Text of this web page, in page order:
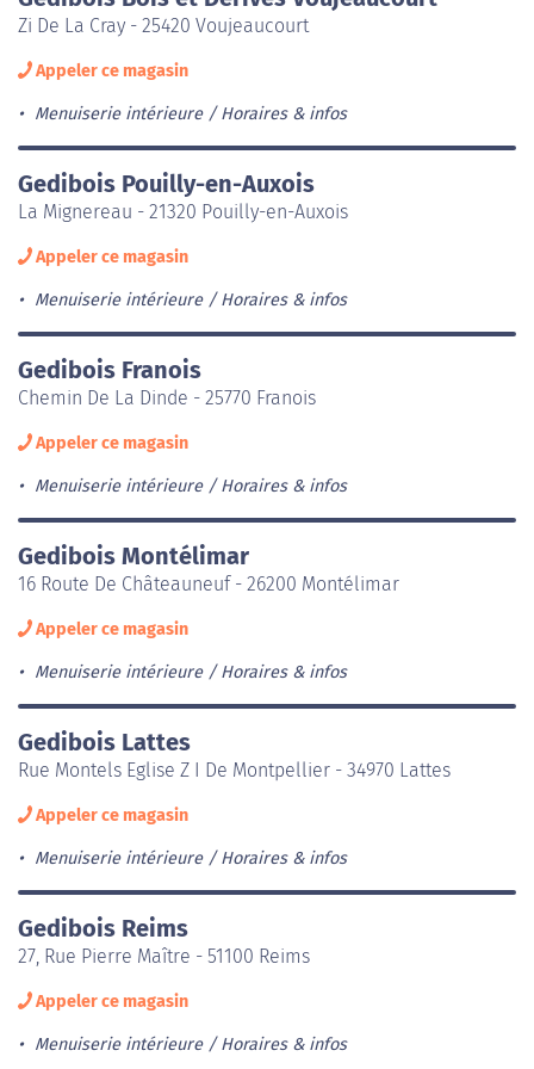
Zi De La Cray - 25420 Voujeaucourt
Appeler ce magasin
Menuiserie intérieure Horaires & infos
Gedibois Pouilly-en-Auxois
La Mignereau - 21320 Pouilly-en-Auxois
Appeler ce magasin
Menuiserie intérieure Horaires & infos
Gedibois Franois
Chemin De La Dinde - 25770 Franois
Appeler ce magasin
Menuiserie intérieure Horaires & infos
Gedibois Montélimar
16 Route De Châteauneuf - 26200 Montélimar
Appeler ce magasin
Menuiserie intérieure Horaires & infos
Gedibois Lattes
Rue Montels Eglise Z I De Montpellier - 34970 Lattes
Appeler ce magasin
Menuiserie intérieure Horaires & infos
Gedibois Reims
27, Rue Pierre Maître - 51100 Reims
Appeler ce magasin
Menuiserie intérieure Horaires & infos